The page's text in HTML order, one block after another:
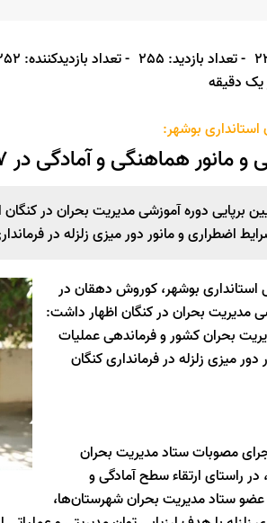
- تعداد بازدید: 255
- تعداد بازدیدکننده: 252
یک دقیقه
بوشهر:
و آمادگی در ۷ شهرستان استان بوشهر برگزار شد
برپایی دوره آموزشی مدیریت بحران در
اضطراری و مانور دور میزی زلزله در
استانداری بوشهر، کوروش دهقان در
مدیریت بحران در کنگان اظهار داشت:
بحران کشور و فرماندهی عملیات
میزی زلزله در فرمانداری کنگان
مصوبات ستاد مدیریت بحران
در راستای ارتقاء سطح آمادگی و
ستاد مدیریت بحران شهرستان‌ها،